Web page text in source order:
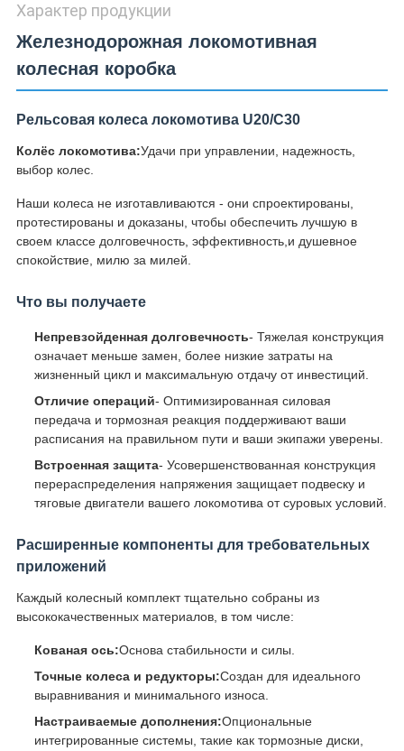
Характер продукции
Железнодорожная локомотивная
колесная коробка
Рельсовая колеса локомотива U20/C30
Колёс локомотива:Удачи при управлении, надежность,
выбор колес.
Наши колеса не изготавливаются - они спроектированы,
протестированы и доказаны, чтобы обеспечить лучшую в
своем классе долговечность, эффективность,и душевное
спокойствие, милю за милей.
Что вы получаете
Непревзойденная долговечность- Тяжелая конструкция
означает меньше замен, более низкие затраты на
жизненный цикл и максимальную отдачу от инвестиций.
Отличие операций- Оптимизированная силовая
передача и тормозная реакция поддерживают ваши
расписания на правильном пути и ваши экипажи уверены.
Встроенная защита- Усовершенствованная конструкция
перераспределения напряжения защищает подвеску и
тяговые двигатели вашего локомотива от суровых условий.
Расширенные компоненты для требовательных
приложений
Каждый колесный комплект тщательно собраны из
высококачественных материалов, в том числе:
Кованая ось:Основа стабильности и силы.
Точные колеса и редукторы:Создан для идеального
выравнивания и минимального износа.
Настраиваемые дополнения:Опциональные
интегрированные системы, такие как тормозные диски,